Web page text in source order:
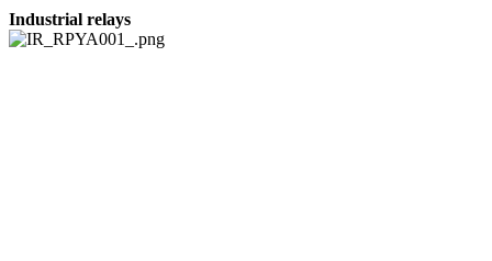
Industrial relays